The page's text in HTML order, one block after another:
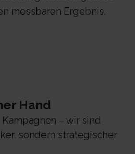
messbaren Ergebnis.
Hand
– wir sind
sondern strategischer